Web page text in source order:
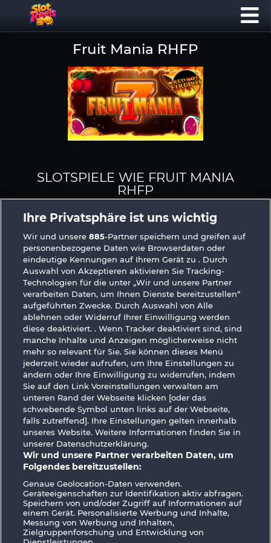
Fruit Mania RHFP
SLOTSPIELE WIE FRUIT MANIA
RHFP
7 Supernova Fruits Fancy Fruits
Fruit Love Fruits & Wilds 2
AGB Datenschutz Impressum
Unternehmensseite
Ihre Privatsphäre ist uns wichtig
Wir und unsere885-Partner speichern und greifen auf
personenbezogene Daten wie Browserdaten oder
eindeutige Kennungen auf Ihrem Gerät zu . Durch
Auswahl von Akzeptieren aktivieren Sie Tracking-
Technologien für die unter „Wir und unsere Partner
verarbeiten Daten, um Ihnen Dienste bereitzustellen“
aufgeführten Zwecke. Durch Auswahl von Alle
ablehnen oder Widerruf Ihrer Einwilligung werden
diese deaktiviert. . Wenn Tracker deaktiviert sind, sind
manche Inhalte und Anzeigen möglicherweise nicht
mehr so ​​relevant für Sie. Sie können dieses Menü
jederzeit wieder aufrufen, um Ihre Einstellungen zu
ändern oder Ihre Einwilligung zu widerrufen, indem
Sie auf den Link Voreinstellungen verwalten am
unteren Rand der Webseite klicken [oder das
schwebende Symbol unten links auf der Webseite,
falls zutreffend]. Ihre Einstellungen gelten innerhalb
unseres Website. Weitere Informationen finden Sie in
unserer Datenschutzerklärung.
Wir und unsere Partner verarbeiten Daten, um
Folgendes bereitzustellen:
Genaue Geolocation-Daten verwenden.
Geräteeigenschaften zur Identifikation aktiv abfragen.
Speichern von und/oder Zugriff auf Informationen auf
einem Gerät. Personalisierte Werbung und Inhalte,
Messung von Werbung und Inhalten,
Zielgruppenforschung und Entwicklung von